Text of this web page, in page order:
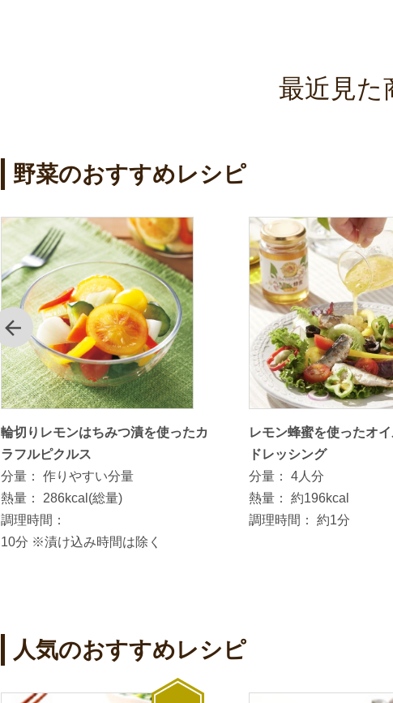
最近見た
野菜のおすすめレシピ
前
輪切りレモンはちみつ漬を使ったカ
ラフルピクルス
分量：
作りやすい分量
熱量：
286kcal(総量)
調理時間：
10分 ※漬け込み時間は除く
レモン蜂蜜を使ったオ
ドレッシング
分量：
4人分
熱量：
約196kcal
調理時間：
約1分
人気のおすすめレシピ